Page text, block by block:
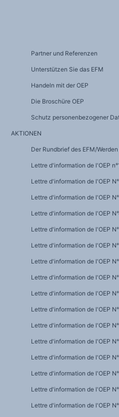
Partner und Referenzen
Unterstützen Sie das EFM
Handeln mit der OEP
Die Broschüre OEP
Schutz personenbezogener
AKTIONEN
Der Rundbrief des EFM/
Lettre d'information de l'OEP
Lettre d'information de l'OEP
Lettre d'information de l'OEP
Lettre d'information de l'OEP
Lettre d'information de l'OEP
Lettre d'information de l'OEP
Lettre d'information de l'OEP
Lettre d'information de l'OEP
Lettre d'information de l'OEP
Lettre d'information de l'OEP
Lettre d'information de l'OEP
Lettre d'information de l'OEP
Lettre d'information de l'OEP
Lettre d'information de l'OEP
Lettre d'information de l'OEP
Lettre d'information de l'OEP